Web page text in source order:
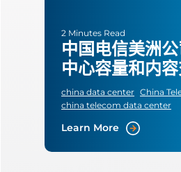
2 Minutes Read
中国电信美洲
中心容量和内
china data center China
china telecom data center
Learn More